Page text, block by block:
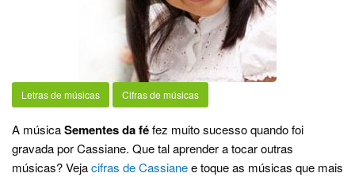
Letras de músicas Cifras de músicas
A músicaSementes da féfez muito sucesso quando foi
gravada por Cassiane. Que tal aprender a tocar outras
músicas? Vejacifras de Cassianee toque as músicas que mais